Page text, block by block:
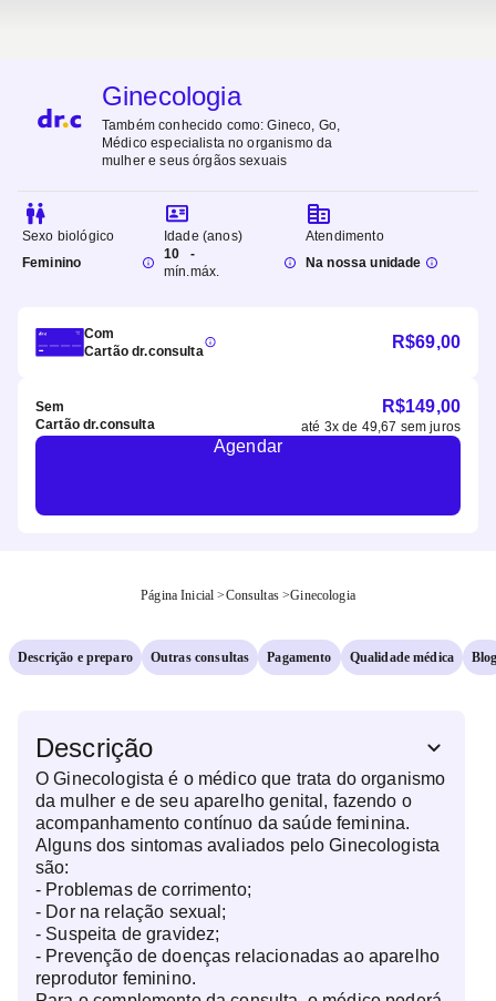
Ginecologia
Também conhecido como:Gineco, Go,
Médico especialista no organismo da
mulher e seus órgãos sexuais
Sexo biológico
Feminino
Idade (anos)
10
mín.
-
máx.
Atendimento
Na nossa unidade
Com
Cartão dr.consulta
R$69,00
Sem
Cartão dr.consulta
R$149,00
até 3x de 49,67 sem juros
Agendar
Página Inicial >Consultas >Ginecologia
Descrição e preparo Outras consultas Pagamento Qualidade médica
Descrição
O Ginecologista é o médico que trata do organismo
da mulher e de seu aparelho genital, fazendo o
acompanhamento contínuo da saúde feminina.
Alguns dos sintomas avaliados pelo Ginecologista
são:
- Problemas de corrimento;
- Dor na relação sexual;
- Suspeita de gravidez;
- Prevenção de doenças relacionadas ao aparelho
reprodutor feminino.